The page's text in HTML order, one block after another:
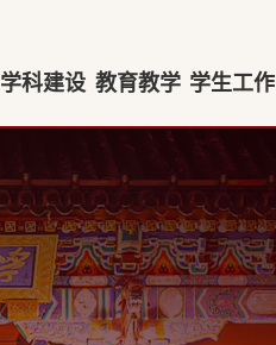
学科建设 教育教学 学生工作